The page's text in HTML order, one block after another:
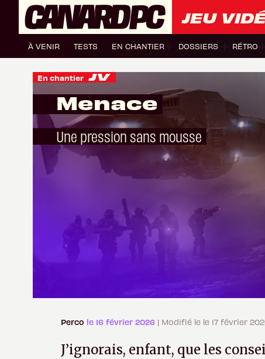
JEU
À VENIR TESTS EN CHANTIER DOSSIERS RÉTRO
En chantier
Menace
Une pression sans mousse
Perco le 16 février 2026 | Modifié le le 17 février
J’ignorais, enfant, que les